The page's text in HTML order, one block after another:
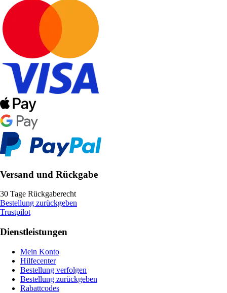
Versand und Rückgabe
30 Tage Rückgaberecht
Bestellung zurückgeben
Trustpilot
Dienstleistungen
Mein Konto
Hilfecenter
Bestellung verfolgen
Bestellung zurückgeben
Rabattcodes